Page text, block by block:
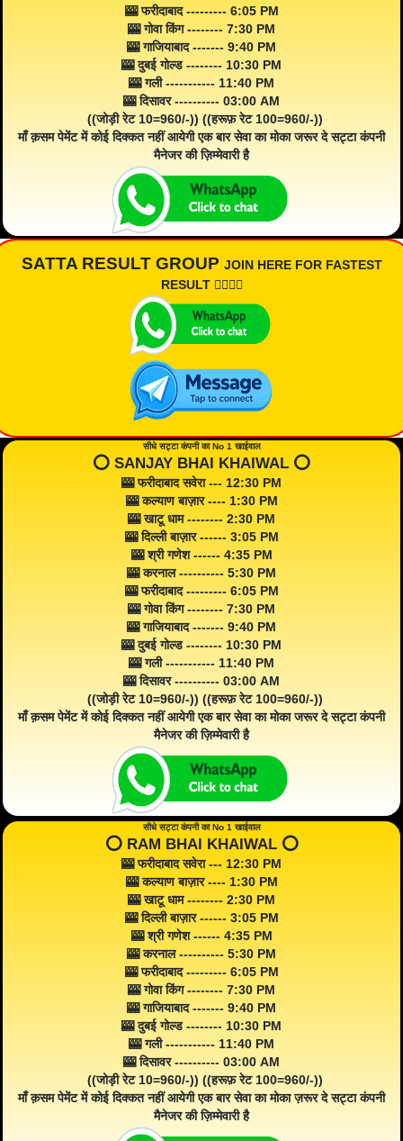
🎰 फरीदाबाद --------- 6:05 PM
🎰 गोवा किंग -------- 7:30 PM
🎰 गाजियाबाद ------- 9:40 PM
🎰 दुबई गोल्ड -------- 10:30 PM
🎰 गली ----------- 11:40 PM
🎰 दिसावर ---------- 03:00 AM
((जोड़ी रेट 10=960/-)) ((हरूफ़ रेट 100=960/-))
माँ क़सम पेमेंट में कोई दिक्कत नहीं आयेगी एक बार सेवा का मोका जरूर दे सट्टा कंपनी
मैनेजर की ज़िम्मेवारी है
SATTA RESULT GROUP JOIN HERE FOR FASTEST
RESULT 👇🏾👇🏾
सीधे सट्टा कंपनी का No 1 खाईवाल
⭕️ SANJAY BHAI KHAIWAL ⭕️
🎰 फरीदाबाद सवेरा --- 12:30 PM
🎰 कल्याण बाज़ार ---- 1:30 PM
🎰 खाटू धाम -------- 2:30 PM
🎰 दिल्ली बाज़ार ------ 3:05 PM
🎰 श्री गणेश ------ 4:35 PM
🎰 करनाल ---------- 5:30 PM
🎰 फरीदाबाद --------- 6:05 PM
🎰 गोवा किंग -------- 7:30 PM
🎰 गाजियाबाद ------- 9:40 PM
🎰 दुबई गोल्ड -------- 10:30 PM
🎰 गली ----------- 11:40 PM
🎰 दिसावर ---------- 03:00 AM
((जोड़ी रेट 10=960/-)) ((हरूफ़ रेट 100=960/-))
माँ क़सम पेमेंट में कोई दिक्कत नहीं आयेगी एक बार सेवा का मोका जरूर दे सट्टा कंपनी
मैनेजर की ज़िम्मेवारी है
सीधे सट्टा कंपनी का No 1 खाईवाल
⭕️ RAM BHAI KHAIWAL ⭕️
🎰 फरीदाबाद सवेरा --- 12:30 PM
🎰 कल्याण बाज़ार ---- 1:30 PM
🎰 खाटू धाम -------- 2:30 PM
🎰 दिल्ली बाज़ार ------ 3:05 PM
🎰 श्री गणेश ------ 4:35 PM
🎰 करनाल ---------- 5:30 PM
🎰 फरीदाबाद --------- 6:05 PM
🎰 गोवा किंग -------- 7:30 PM
🎰 गाजियाबाद ------- 9:40 PM
🎰 दुबई गोल्ड -------- 10:30 PM
🎰 गली ----------- 11:40 PM
🎰 दिसावर ---------- 03:00 AM
((जोड़ी रेट 10=960/-)) ((हरूफ़ रेट 100=960/-))
माँ क़सम पेमेंट में कोई दिक्कत नहीं आयेगी एक बार सेवा का मोका ज़रूर दे सट्टा कंपनी
मैनेजर की ज़िम्मेवारी है